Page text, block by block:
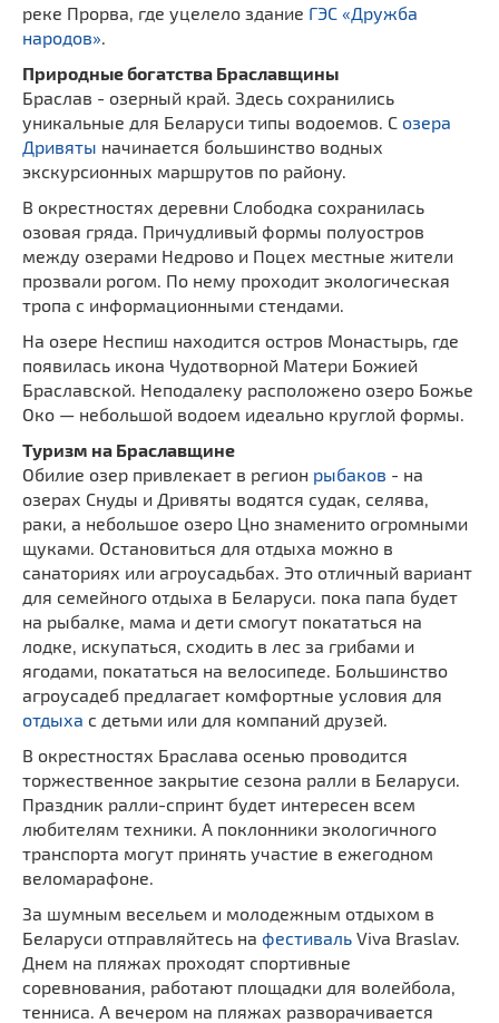
реке Прорва, где уцелело здание ГЭС «Дружба
народов»
Природные богатства Браславщины
Браслав - озерный край. Здесь сохранились
уникальные для Беларуси типы водоемов. С озера
Дривяты начинается большинство водных
экскурсионных маршрутов по району.
В окрестностях деревни Слободка сохранилась
озовая гряда. Причудливый формы полуостров
между озерами Недрово и Поцех местные жители
прозвали рогом. По нему проходит экологическая
тропа с информационными стендами.
На озере Неспиш находится остров Монастырь, где
появилась икона Чудотворной Матери Божией
Браславской. Неподалеку расположено озеро Божье
Око — небольшой водоем идеально круглой формы.
Туризм на Браславщине
Обилие озер привлекает в регион рыбаков - на
озерах Снуды и Дривяты водятся судак, селява,
раки, а небольшое озеро Цно знаменито огромными
щуками. Остановиться для отдыха можно в
санаториях или агроусадьбах. Это отличный вариант
для семейного отдыха в Беларуси. пока папа будет
на рыбалке, мама и дети смогут покататься на
лодке, искупаться, сходить в лес за грибами и
ягодами, покататься на велосипеде. Большинство
агроусадеб предлагает комфортные условия для
отдыха с детьми или для компаний друзей.
В окрестностях Браслава осенью проводится
торжественное закрытие сезона ралли в Беларуси.
Праздник ралли-спринт будет интересен всем
любителям техники. А поклонники экологичного
транспорта могут принять участие в ежегодном
веломарафоне.
За шумным весельем и молодежным отдыхом в
Беларуси отправляйтесь на фестиваль Viva Braslav.
Днем на пляжах проходят спортивные
соревнования, работают площадки для волейбола,
тенниса. А вечером на пляжах разворачивается